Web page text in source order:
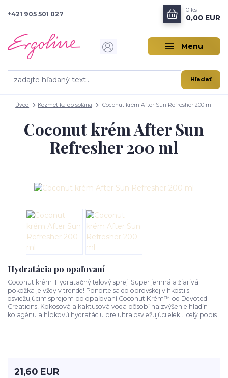
Menu
Hľadať
+421 905 501 027
0 ks
0,00 EUR
Úvod Kozmetika do solária Coconut krém After Sun Refresher 200 ml
Coconut krém After Sun
Refresher 200 ml
Hydratácia po opaľovaní
Coconut krém Hydratačný telový sprej Super jemná a žiarivá
pokožka je vždy v trende! Ponorte sa do obrovskej vlhkosti s
osviežujúcim sprejom po opaľovaní Coconut Krém™ od Devoted
Creations! Kokosová a kaktusová voda pôsobí na zvýšenie hladín
kolagénu a hĺbkovú hydratáciu pre ultra osviežujúci elek... celý popis
21,60 EUR